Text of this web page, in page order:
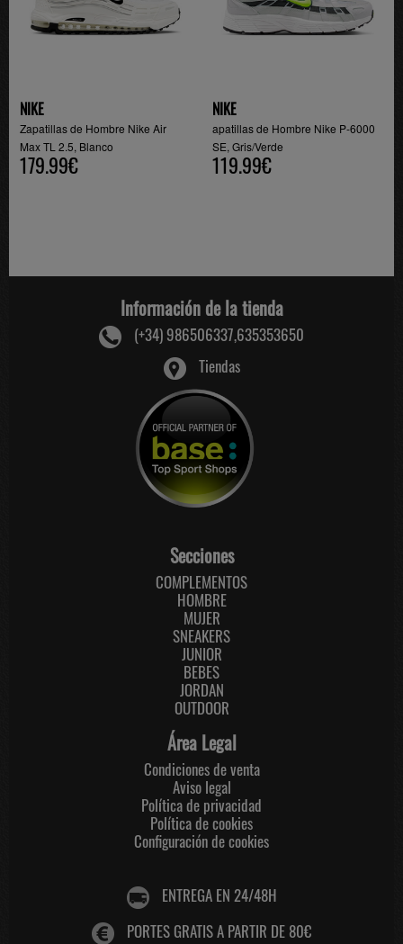
NIKE
Zapatillas de Hombre Nike Air
Max TL 2.5, Blanco
179.99€
NIKE
apatillas de Hombre Nike P-6000
SE, Gris/Verde
119.99€
Información de la tienda
(+34) 986506337,635353650
Tiendas
Secciones
COMPLEMENTOS
HOMBRE
MUJER
SNEAKERS
JUNIOR
BEBES
JORDAN
OUTDOOR
Área Legal
Condiciones de venta
Aviso legal
Política de privacidad
Política de cookies
Configuración de cookies
ENTREGA EN 24/48H
PORTES GRATIS A PARTIR DE 80€